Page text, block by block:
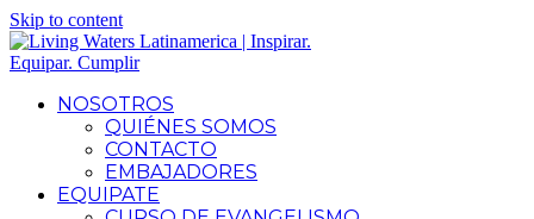
Skip to content
NOSOTROS
QUIÉNES SOMOS
CONTACTO
EMBAJADORES
EQUIPATE